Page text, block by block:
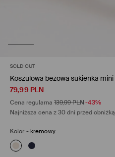
SOLD OUT
Koszulowa beżowa sukienka mini
79,99 PLN
Cena regularna 139,99PLN-43%
Najniższa cena z 30 dni przed obniżką
Kolor - kremowy